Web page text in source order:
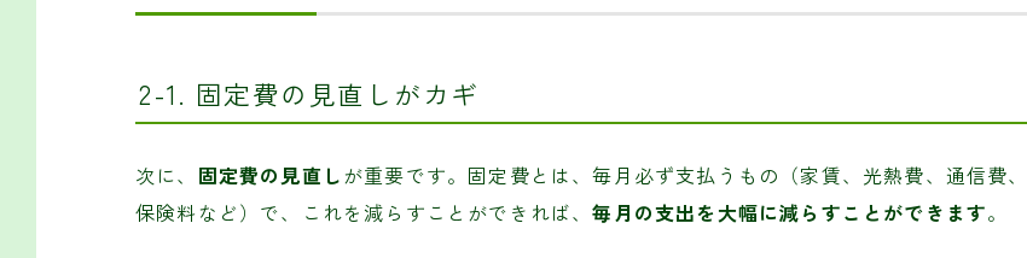
2-1. 固定費の見直しがカギ
次に、 固定費の見直しが重要です。固定費とは、毎月必ず支払うもの（家賃、光熱費、通信費、
保険料など）で、これを減らすことができれば、毎月の支出を大幅に減らすことができます。